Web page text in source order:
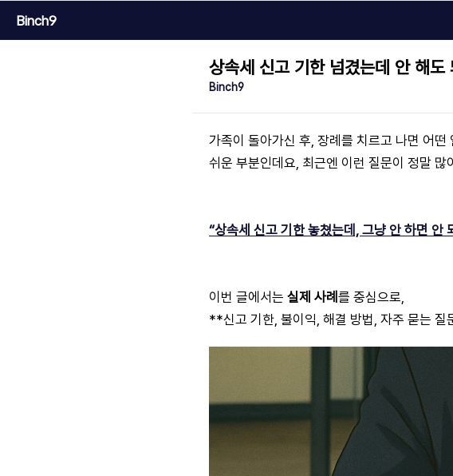
Binch9
상속세 신고 기한 넘겼는데 안 해도
Binch9
가족이 돌아가신 후, 장례를 치르고 나면 어
쉬운 부분인데요, 최근엔 이런 질문이 정말 많
“상속세 신고 기한 놓쳤는데, 그냥 안 하면 안
이번 글에서는 실제 사례 를 중심으로,
**신고 기한, 불이익, 해결 방법, 자주 묻는